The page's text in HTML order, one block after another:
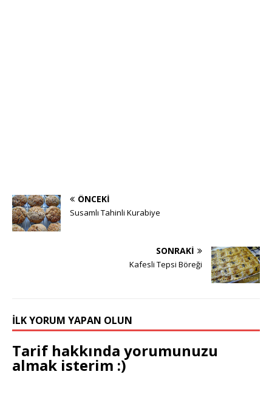
ÖNCEKI
Susamlı Tahinli Kurabiye
SONRAKI
Kafesli Tepsi Böreği
İLK YORUM YAPAN OLUN
Tarif hakkında yorumunuzu
almak isterim :)